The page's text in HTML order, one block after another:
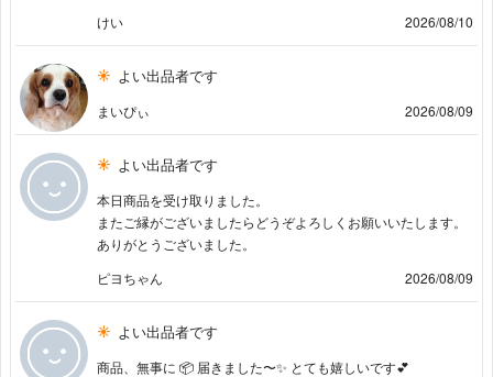
けい
2026/08/10
よい出品者です
まいぴぃ 2026/08/09
よい出品者です
本日商品を受け取りました。
またご縁がございましたらどうぞよろしくお願いいたします。
ありがとうございました。
ピヨちゃん
2026/08/09
よい出品者です
商品、無事に 📦 届きました〜✨ とても嬉しいです💕